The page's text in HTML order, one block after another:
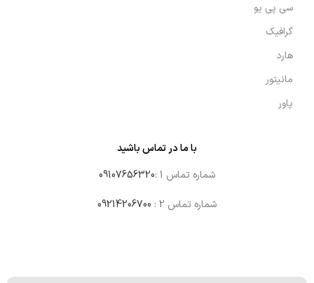
سی پی یو
گرافیک
هارد
مانیتور
پاور
با ما در تماس باشید
شماره تماس 1 :
09107656320
شماره تماس 2 :